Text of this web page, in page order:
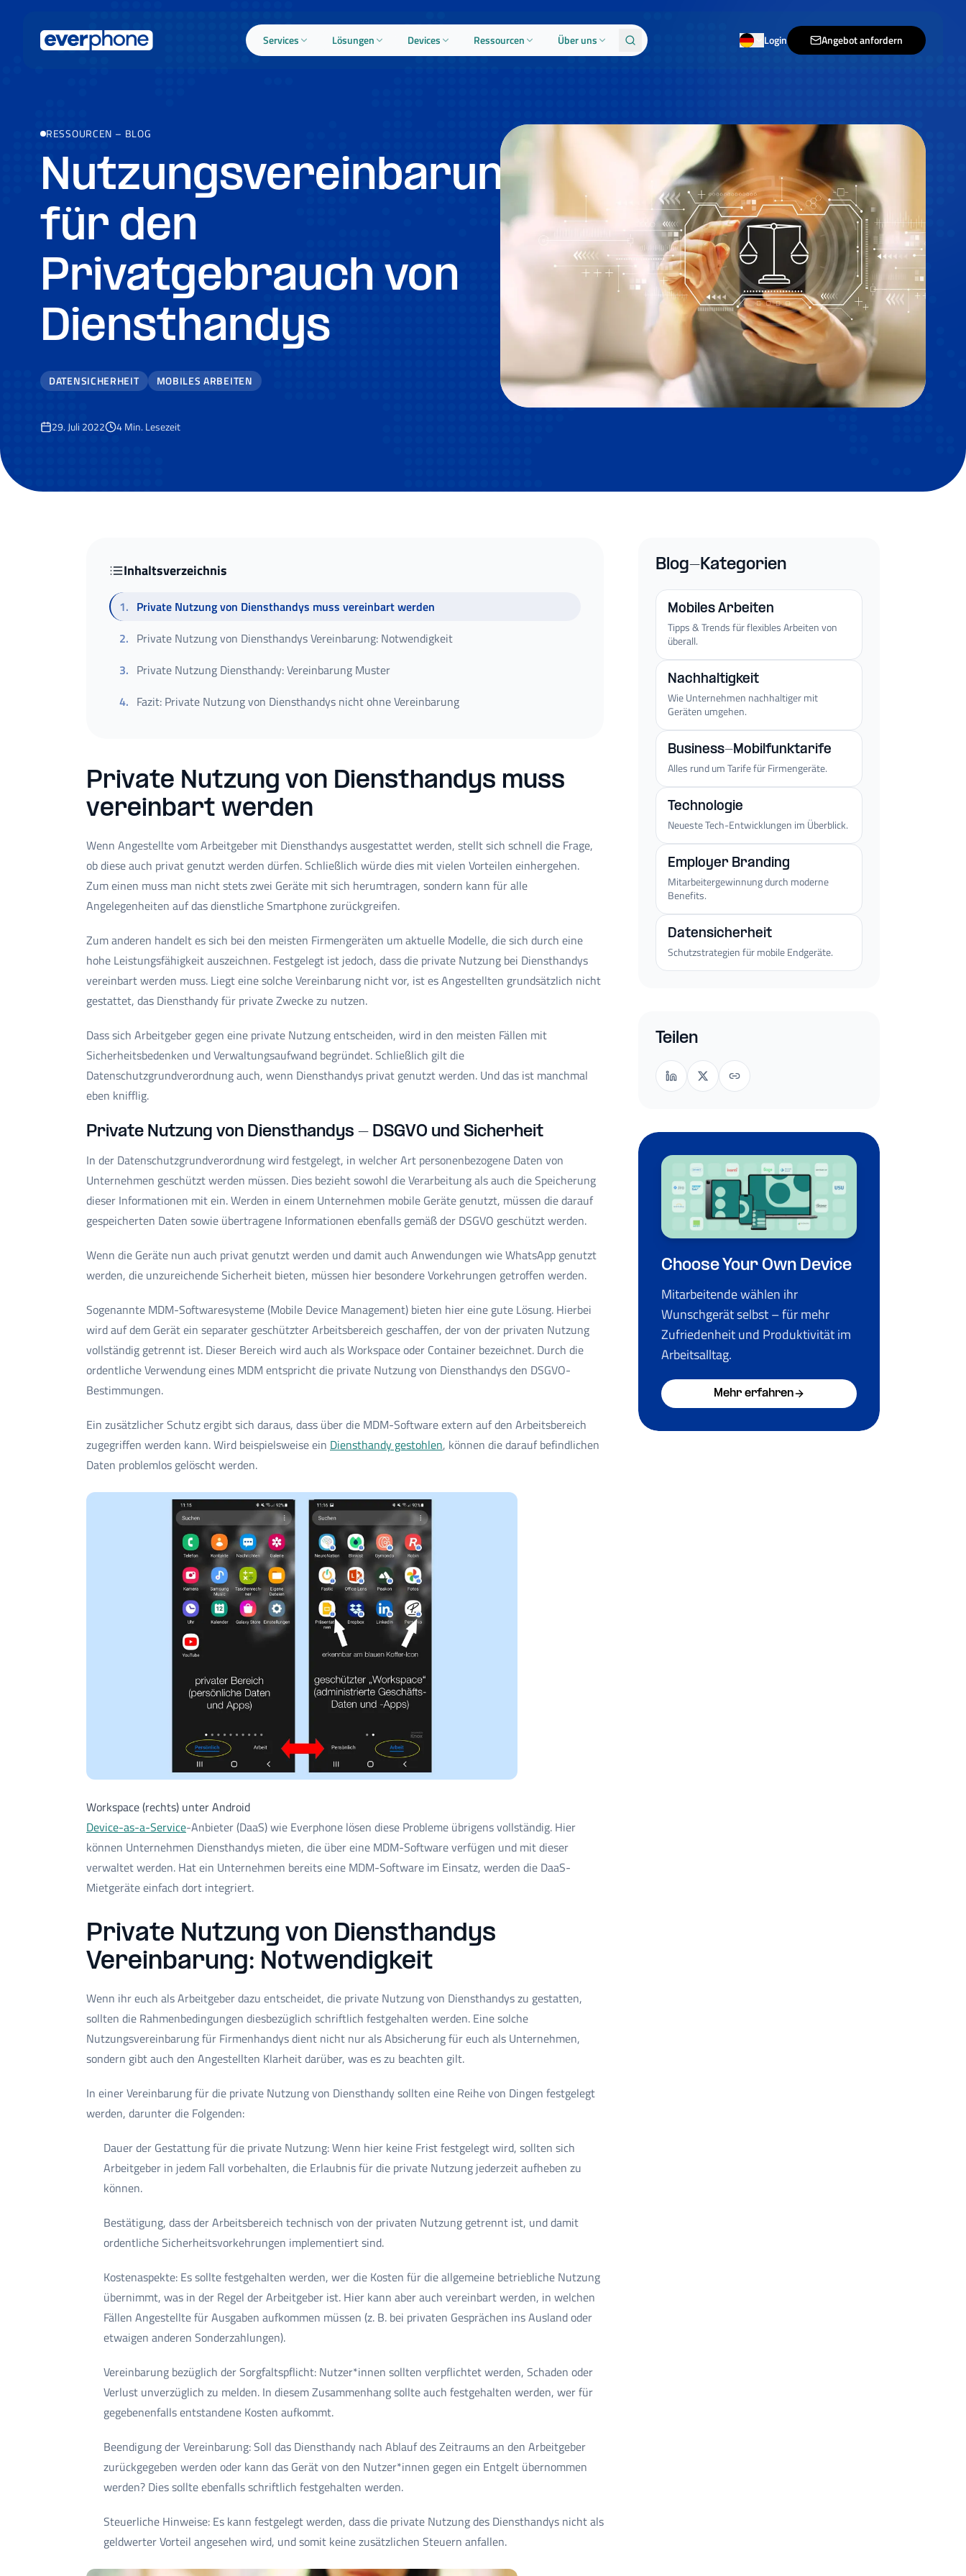
Services Lösungen Devices Ressourcen Über uns Login Angebot anfordern
RESSOURCEN – BLOG
Nutzungsvereinbarung
für den
Privatgebrauch von
Diensthandys
DATENSICHERHEIT MOBILES ARBEITEN
29. Juli 2022 4Min. Lesezeit
Inhaltsverzeichnis
1. Private Nutzung von Diensthandys muss vereinbart werden
2. Private Nutzung von Diensthandys Vereinbarung: Notwendigkeit
3. Private Nutzung Diensthandy: Vereinbarung Muster
4. Fazit: Private Nutzung von Diensthandys nicht ohne Vereinbarung
Private Nutzung von Diensthandys muss
vereinbart werden
Wenn Angestellte vom Arbeitgeber mit Diensthandys ausgestattet werden, stellt sich schnell die Frage,
ob diese auch privat genutzt werden dürfen. Schließlich würde dies mit vielen Vorteilen einhergehen.
Zum einen muss man nicht stets zwei Geräte mit sich herumtragen, sondern kann für alle
Angelegenheiten auf das dienstliche Smartphone zurückgreifen.
Zum anderen handelt es sich bei den meisten Firmengeräten um aktuelle Modelle, die sich durch eine
hohe Leistungsfähigkeit auszeichnen. Festgelegt ist jedoch, dass die private Nutzung bei Diensthandys
vereinbart werden muss. Liegt eine solche Vereinbarung nicht vor, ist es Angestellten grundsätzlich nicht
gestattet, das Diensthandy für private Zwecke zu nutzen.
Dass sich Arbeitgeber gegen eine private Nutzung entscheiden, wird in den meisten Fällen mit
Sicherheitsbedenken und Verwaltungsaufwand begründet. Schließlich gilt die
Datenschutzgrundverordnung auch, wenn Diensthandys privat genutzt werden. Und das ist manchmal
eben knifflig.
Private Nutzung von Diensthandys - DSGVO und Sicherheit
In der Datenschutzgrundverordnung wird festgelegt, in welcher Art personenbezogene Daten von
Unternehmen geschützt werden müssen. Dies bezieht sowohl die Verarbeitung als auch die Speicherung
dieser Informationen mit ein. Werden in einem Unternehmen mobile Geräte genutzt, müssen die darauf
gespeicherten Daten sowie übertragene Informationen ebenfalls gemäß der DSGVO geschützt werden.
Wenn die Geräte nun auch privat genutzt werden und damit auch Anwendungen wie WhatsApp genutzt
werden, die unzureichende Sicherheit bieten, müssen hier besondere Vorkehrungen getroffen werden.
Sogenannte MDM-Softwaresysteme (Mobile Device Management) bieten hier eine gute Lösung. Hierbei
wird auf dem Gerät ein separater geschützter Arbeitsbereich geschaffen, der von der privaten Nutzung
vollständig getrennt ist. Dieser Bereich wird auch als Workspace oder Container bezeichnet. Durch die
ordentliche Verwendung eines MDM entspricht die private Nutzung von Diensthandys den DSGVO-
Bestimmungen.
Ein zusätzlicher Schutz ergibt sich daraus, dass über die MDM-Software extern auf den Arbeitsbereich
zugegriffen werden kann. Wird beispielsweise ein Diensthandy gestohlen, können die darauf befindlichen
Daten problemlos gelöscht werden.
Workspace (rechts) unter Android
Device-as-a-Service-Anbieter (DaaS) wie Everphone lösen diese Probleme übrigens vollständig. Hier
können Unternehmen Diensthandys mieten, die über eine MDM-Software verfügen und mit dieser
verwaltet werden. Hat ein Unternehmen bereits eine MDM-Software im Einsatz, werden die DaaS-
Mietgeräte einfach dort integriert.
Private Nutzung von Diensthandys
Vereinbarung: Notwendigkeit
Wenn ihr euch als Arbeitgeber dazu entscheidet, die private Nutzung von Diensthandys zu gestatten,
sollten die Rahmenbedingungen diesbezüglich schriftlich festgehalten werden. Eine solche
Nutzungsvereinbarung für Firmenhandys dient nicht nur als Absicherung für euch als Unternehmen,
sondern gibt auch den Angestellten Klarheit darüber, was es zu beachten gilt.
In einer Vereinbarung für die private Nutzung von Diensthandy sollten eine Reihe von Dingen festgelegt
werden, darunter die Folgenden:
Dauer der Gestattung für die private Nutzung: Wenn hier keine Frist festgelegt wird, sollten sich
Arbeitgeber in jedem Fall vorbehalten, die Erlaubnis für die private Nutzung jederzeit aufheben zu
können.
Bestätigung, dass der Arbeitsbereich technisch von der privaten Nutzung getrennt ist, und damit
ordentliche Sicherheitsvorkehrungen implementiert sind.
Kostenaspekte: Es sollte festgehalten werden, wer die Kosten für die allgemeine betriebliche Nutzung
übernimmt, was in der Regel der Arbeitgeber ist. Hier kann aber auch vereinbart werden, in welchen
Fällen Angestellte für Ausgaben aufkommen müssen (z. B. bei privaten Gesprächen ins Ausland oder
etwaigen anderen Sonderzahlungen).
Vereinbarung bezüglich der Sorgfaltspflicht: Nutzer*innen sollten verpflichtet werden, Schaden oder
Verlust unverzüglich zu melden. In diesem Zusammenhang sollte auch festgehalten werden, wer für
gegebenenfalls entstandene Kosten aufkommt.
Beendigung der Vereinbarung: Soll das Diensthandy nach Ablauf des Zeitraums an den Arbeitgeber
zurückgegeben werden oder kann das Gerät von den Nutzer*innen gegen ein Entgelt übernommen
werden? Dies sollte ebenfalls schriftlich festgehalten werden.
Steuerliche Hinweise: Es kann festgelegt werden, dass die private Nutzung des Diensthandys nicht als
geldwerter Vorteil angesehen wird, und somit keine zusätzlichen Steuern anfallen.
Blog-Kategorien
Mobiles Arbeiten
Tipps & Trends für flexibles Arbeiten von
überall.
Nachhaltigkeit
Wie Unternehmen nachhaltiger mit
Geräten umgehen.
Business-Mobilfunktarife
Alles rund um Tarife für Firmengeräte.
Technologie
Neueste Tech-Entwicklungen im Überblick.
Employer Branding
Mitarbeitergewinnung durch moderne
Benefits.
Datensicherheit
Schutzstrategien für mobile Endgeräte.
Teilen
Choose Your Own Device
Mitarbeitende wählen ihr
Wunschgerät selbst – für mehr
Zufriedenheit und Produktivität im
Arbeitsalltag.
Mehr erfahren